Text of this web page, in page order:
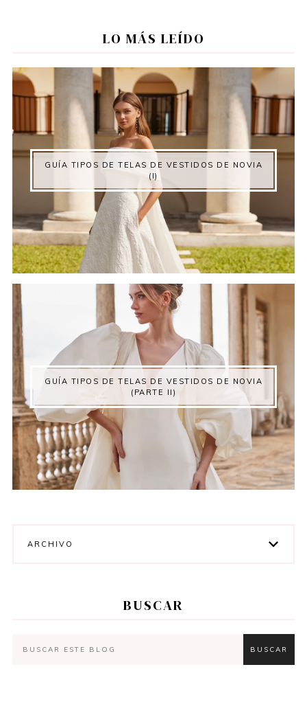
LO MÁS LEÍDO
GUÍA TIPOS DE TELAS DE VESTIDOS DE NOVIA
(I)
GUÍA TIPOS DE TELAS DE VESTIDOS DE NOVIA
(PARTE II)
ARCHIVO
BUSCAR